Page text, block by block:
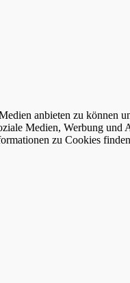
anbieten zu können
Medien, Werbung und
zu Cookies